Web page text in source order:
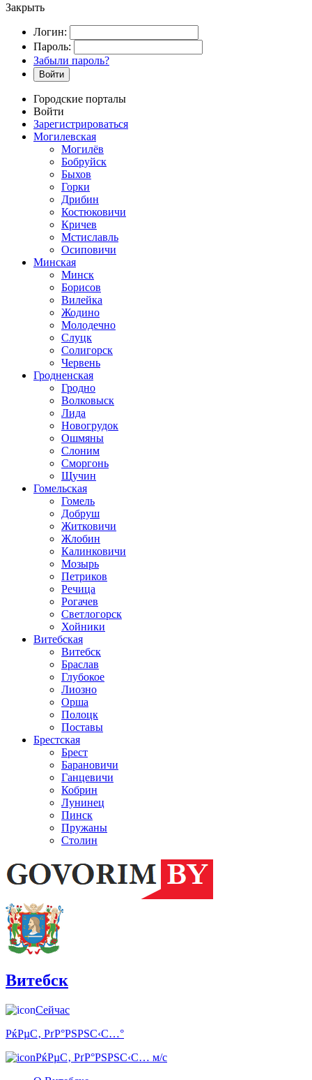
Закрыть
Логин:
Пароль:
Забыли пароль?
Войти
Городские порталы
Войти
Зарегистрироваться
Могилевская
Могилёв
Бобруйск
Быхов
Горки
Дрибин
Костюковичи
Кричев
Мстиславль
Осиповичи
Минская
Минск
Борисов
Вилейка
Жодино
Молодечно
Слуцк
Солигорск
Червень
Гродненская
Гродно
Волковыск
Лида
Новогрудок
Ошмяны
Слоним
Сморгонь
Щучин
Гомельская
Гомель
Добруш
Житковичи
Жлобин
Калинковичи
Мозырь
Петриков
Речица
Рогачев
Светлогорск
Хойники
Витебская
Витебск
Браслав
Глубокое
Лиозно
Орша
Полоцк
Поставы
Брестская
Брест
Барановичи
Ганцевичи
Кобрин
Лунинец
Пинск
Пружаны
Столин
Витебск
Сейчас
РќРµС‚ РґР°РЅРЅС‹С…°
РќРµС‚ РґР°РЅРЅС‹С… м/с